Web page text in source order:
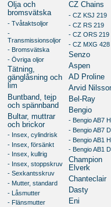
Olja och
bromsvätska
- Tvåtaktsoljor
-
Transmissionsoljor
- Bromsvätska
- Övriga oljor
Tätning,
gänglåsning och
lim
Buntband, tejp
och spännband
Bultar, muttrar
och brickor
- Insex, cylindrisk
- Insex, försänkt
- Insex, kullrig
- Insex, stoppskruv
- Sexkantsskruv
- Mutter, standard
- Låsmutter
- Flänsmutter
CZ Chains
- CZ KSJ 219
- CZ RS 219
- CZ ORS 219
- CZ MXG 428
Senzo
Aspen
AD Proline
Arvid
Bel-Ray
Bengio
- Bengio AB7
- Bengio AB7
- Bengio AB1
- Bengio AB1
Champion
Elverk
Chanteclair
Dasty
Eni